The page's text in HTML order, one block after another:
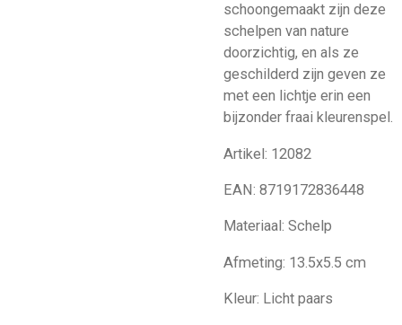
schoongemaakt zijn deze
schelpen van nature
doorzichtig, en als ze
geschilderd zijn geven ze
met een lichtje erin een
bijzonder fraai kleurenspel.
Artikel: 12082
EAN: 8719172836448
Materiaal: Schelp
Afmeting: 13.5x5.5 cm
Kleur: Licht paars